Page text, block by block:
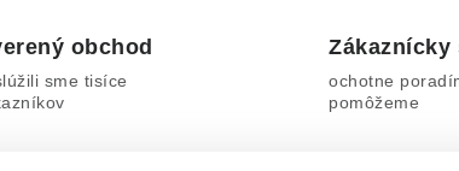
obchod
sme tisíce
Zákaznícky
ochotne
pomôžeme